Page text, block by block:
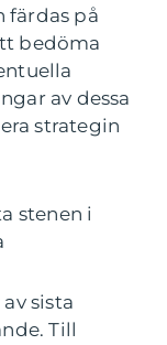
färdas på
bedöma
av dessa
strategin
stenen i
sista
Till